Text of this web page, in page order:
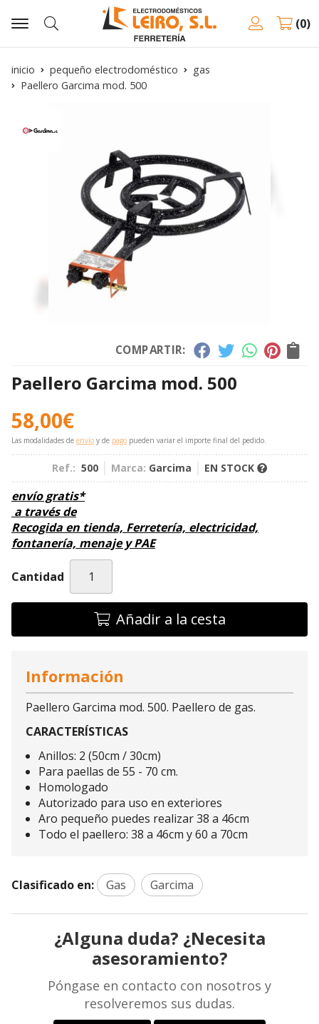
Buscar
0
inicio pequeño electrodoméstico
gas
Paellero Garcima mod. 500
COMPARTIR:
Paellero Garcima mod. 500
58,00€
Las modalidades de envío y de pago pueden variar el importe final del pedido.
Ref.: 500 Marca: Garcima EN STOCK
envío gratis*
a través de
Recogida en tienda, Ferretería, electricidad,
fontanería, menaje y PAE
Cantidad
Añadir a la cesta
Información
Paellero Garcima mod. 500. Paellero de gas.
CARACTERÍSTICAS
Anillos: 2 (50cm / 30cm)
Para paellas de 55 - 70 cm.
Homologado
Autorizado para uso en exteriores
Aro pequeño puedes realizar 38 a 46cm
Todo el paellero: 38 a 46cm y 60 a 70cm
Clasificado en: Gas Garcima
¿Alguna duda? ¿Necesita
asesoramiento?
Póngase en contacto con nosotros y
resolveremos sus dudas.